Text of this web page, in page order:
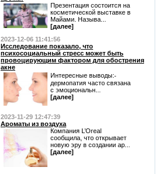
Презентация состоится на
косметической выставке в
Майами. Называ...
[далее]
2023-12-06 11:41:56
Исследование показало, что
психосоциальный стресс может быть
провоцирующим фактором для обострения
акне
Интересные выводы:⁃
дермопатия часто связана
с эмоциональн...
[далее]
2023-11-29 12:47:39
Ароматы из воздуха
Компания L’Oreal
сообщила, что открывает
новую эру в создании ар...
[далее]